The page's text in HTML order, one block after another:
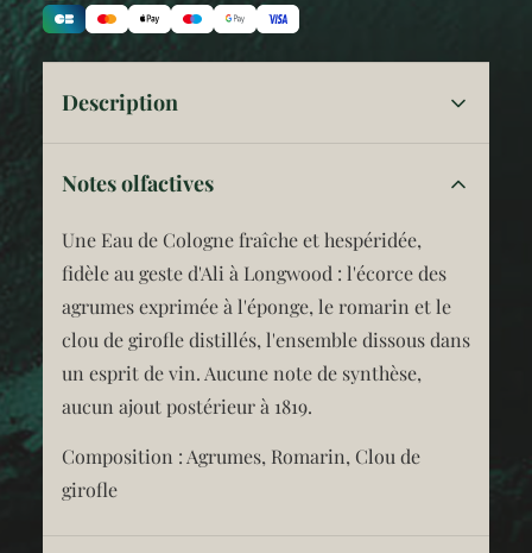
Description
discrète : son Eau de Cologne. Découverte lors
partout, à raison de frictions quotidiennes et
abondantes après le bain, jusqu'à soixante
flacons par mois.
À Sainte-Hélène, en exil, cette Eau vient
pourtant à manquer : impossible à trouver sur
second valet de chambre, le Mamelouk Ali —
Louis-Étienne Saint-Denis — en recompose
Notes olfactives
Une Eau de Cologne fraîche et hespéridée,
fidèle au geste d'Ali à Longwood : l'écorce des
agrumes exprimée à l'éponge, le romarin et le
clou de girofle distillés, l'ensemble dissous dans
un esprit de vin. Aucune note de synthèse,
aucun ajout postérieur à 1819.
Composition : Agrumes, Romarin, Clou de
girofle